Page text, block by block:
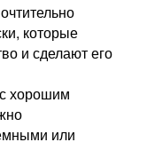
которые
и сделают его
хорошим
или